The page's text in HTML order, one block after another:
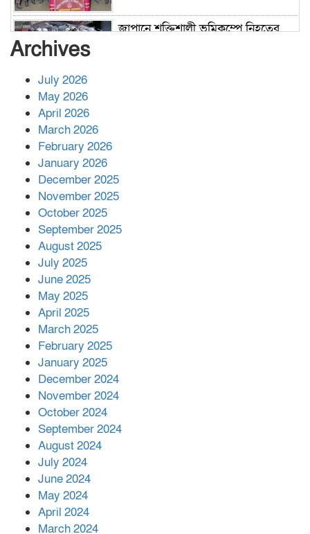
জাপানে শক্তিশালী ভূমিকম্পে নিহতের
পর ফোন তারেক রহমানের,গ্যাস সঙ্কট
সহায়তা দিলেন সাচিং প্রু জেরী
Archives
July 2026
May 2026
April 2026
March 2026
February 2026
January 2026
December 2025
November 2025
October 2025
September 2025
August 2025
July 2025
June 2025
May 2025
April 2025
March 2025
February 2025
January 2025
December 2024
November 2024
October 2024
September 2024
August 2024
July 2024
June 2024
May 2024
April 2024
March 2024